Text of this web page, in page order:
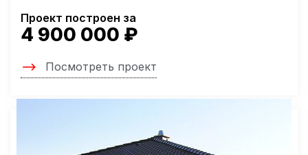
Проект построен за
4 900 000 ₽
Посмотреть проект